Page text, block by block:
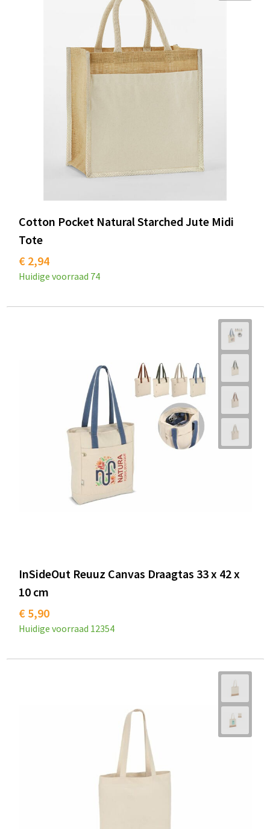
Cotton Pocket Natural Starched Jute Midi
Tote
€ 2,94
Huidige voorraad 74
InSideOut Reuuz Canvas Draagtas 33 x 42 x
10 cm
€ 5,90
Huidige voorraad 12354